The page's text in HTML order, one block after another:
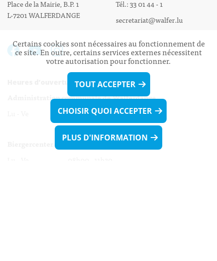
Place de la Mairie, B.P. 1
L-7201 WALFERDANGE
Tél.: 33 01 44 - 1
secretariat@walfer.lu
Heures d’ouverture:
Administration communale de Walferdange
Lu - Ve 08h00 - 11h30
13h30 - 16h00
Certains cookies sont nécessaires au fonctionnement de
ce site. En outre, certains services externes nécessitent
votre autorisation pour fonctionner.
TOUT ACCEPTER
CHOISIR QUOI ACCEPTER
PLUS D'INFORMATION